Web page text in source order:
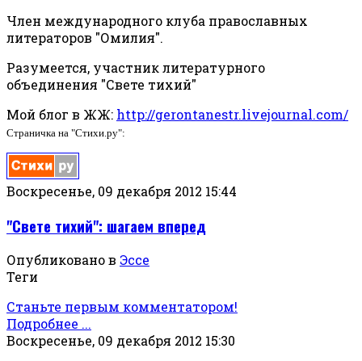
Член международного клуба православных
литераторов "Омилия".
Разумеется, участник литературного
объединения "Свете тихий"
Мой блог в ЖЖ: http://gerontanestr.livejournal.com/
Страничка на "Стихи.ру":
Воскресенье, 09 декабря 2012 15:44
"Свете тихий": шагаем вперед
Опубликовано в Эссе
Теги
Станьте первым комментатором!
Подробнее ...
Воскресенье, 09 декабря 2012 15:30